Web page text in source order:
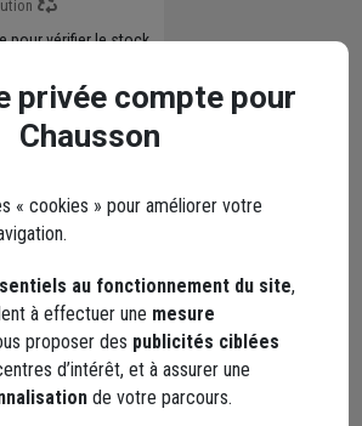
pour vérifier le stock
privée compte pour
Chausson
« cookies » pour améliorer votre
au fonctionnement du site,
à effectuer une mesure
proposer des publicités ciblées
d’intérêt, et à assurer une
de votre parcours.